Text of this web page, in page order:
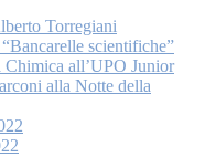
Torregiani
scientifiche”
all’UPO Junior
alla Notte della